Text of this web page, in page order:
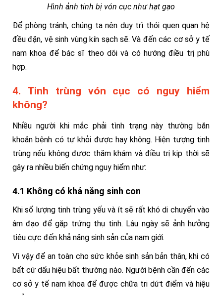
Hình ảnh tinh bị vón cục như hạt gạo
Để phòng tránh, chúng ta nên duy trì thói quen quan hệ
đều đặn, vệ sinh vùng kín sạch sẽ. Và đến các cơ sở y tế
nam khoa để bác sĩ theo dõi và có hướng điều trị phù
hợp.
4. Tinh trùng vón cục có nguy hiểm
không?
Nhiều người khi mắc phải tình trạng này thường băn
khoăn bệnh có tự khỏi được hay không. Hiện tượng tinh
trùng nếu không được thăm khám và điều trị kịp thời sẽ
gây ra nhiều biến chứng nguy hiểm như:
4.1 Không có khả năng sinh con
Khi số lượng tinh trùng yếu và ít sẽ rất khó di chuyển vào
âm đạo để gặp trứng thụ tinh. Lâu ngày sẽ ảnh hưởng
tiêu cực đến khả năng sinh sản của nam giới.
Vì vậy để an toàn cho sức khỏe sinh sản bản thân, khi có
bất cứ dấu hiệu bất thường nào. Người bệnh cần đến các
cơ sở y tế nam khoa để được chữa tri dứt điểm và hiệu